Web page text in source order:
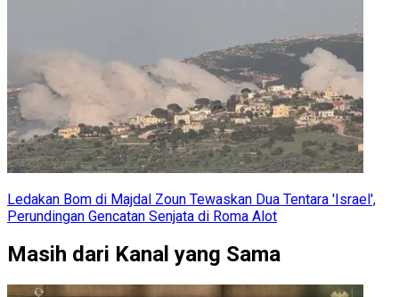
Ledakan Bom di Majdal Zoun Tewaskan Dua Tentara 'Israel',
Perundingan Gencatan Senjata di Roma Alot
Masih dari Kanal yang Sama